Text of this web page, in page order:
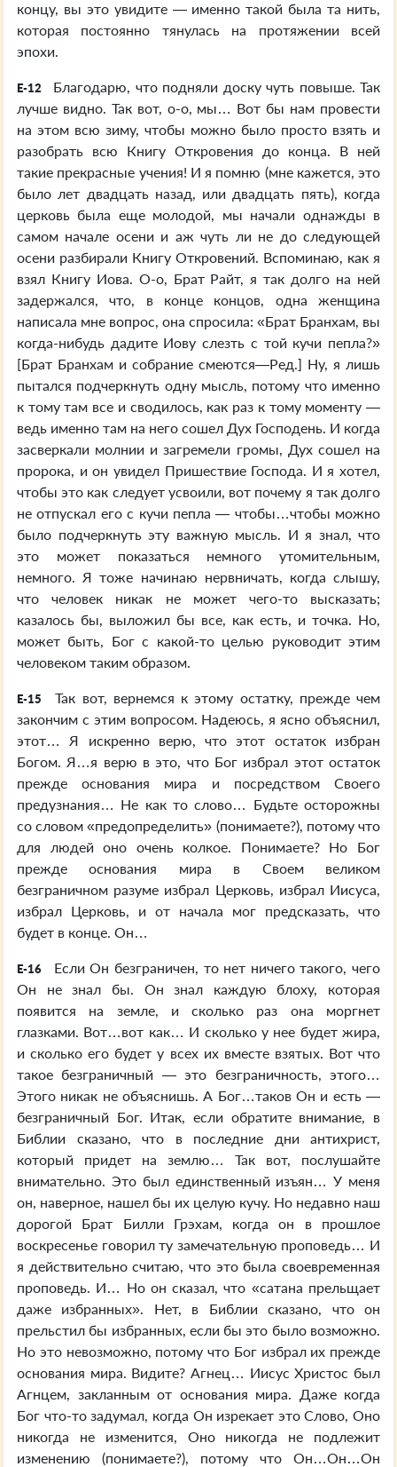
концу, вы это увидите — именно такой была та нить,
которая постоянно тянулась на протяжении всей
эпохи.
E-12
Благодарю, что подняли доску чуть повыше. Так
лучше видно. Так вот, о-о, мы… Вот бы нам провести
на этом всю зиму, чтобы можно было просто взять и
разобрать всю Книгу Откровения до конца. В ней
такие прекрасные учения! И я помню (мне кажется, это
было лет двадцать назад, или двадцать пять), когда
церковь была еще молодой, мы начали однажды в
самом начале осени и аж чуть ли не до следующей
осени разбирали Книгу Откровений. Вспоминаю, как я
взял Книгу Иова. О-о, Брат Райт, я так долго на ней
задержался, что, в конце концов, одна женщина
написала мне вопрос, она спросила: «Брат Бранхам, вы
когда-нибудь дадите Иову слезть с той кучи пепла?»
[Брат Бранхам и собрание смеются—Ред.] Ну, я лишь
пытался подчеркнуть одну мысль, потому что именно
к тому там все и сводилось, как раз к тому моменту —
ведь именно там на него сошел Дух Господень. И когда
засверкали молнии и загремели громы, Дух сошел на
пророка, и он увидел Пришествие Господа. И я хотел,
чтобы это как следует усвоили, вот почему я так долго
не отпускал его с кучи пепла — чтобы…чтобы можно
было подчеркнуть эту важную мысль. И я знал, что
это может показаться немного утомительным,
немного. Я тоже начинаю нервничать, когда слышу,
что человек никак не может чего-то высказать;
казалось бы, выложил бы все, как есть, и точка. Но,
может быть, Бог с какой-то целью руководит этим
человеком таким образом.
E-15
Так вот, вернемся к этому остатку, прежде чем
закончим с этим вопросом. Надеюсь, я ясно объяснил,
этот… Я искренно верю, что этот остаток избран
Богом. Я…я верю в это, что Бог избрал этот остаток
прежде основания мира и посредством Своего
предузнания… Не как то слово… Будьте осторожны
со словом «предопределить» (понимаете?), потому что
для людей оно очень колкое. Понимаете? Но Бог
прежде основания мира в Своем великом
безграничном разуме избрал Церковь, избрал Иисуса,
избрал Церковь, и от начала мог предсказать, что
будет в конце. Он…
E-16
Если Он безграничен, то нет ничего такого, чего
Он не знал бы. Он знал каждую блоху, которая
появится на земле, и сколько раз она моргнет
глазками. Вот…вот как… И сколько у нее будет жира,
и сколько его будет у всех их вместе взятых. Вот что
такое безграничный — это безграничность, этого…
Этого никак не объяснишь. А Бог…таков Он и есть —
безграничный Бог. Итак, если обратите внимание, в
Библии сказано, что в последние дни антихрист,
который придет на землю… Так вот, послушайте
внимательно. Это был единственный изъян… У меня
он, наверное, нашел бы их целую кучу. Но недавно наш
дорогой Брат Билли Грэхам, когда он в прошлое
воскресенье говорил ту замечательную проповедь… И
я действительно считаю, что это была своевременная
проповедь. И… Но он сказал, что «сатана прельщает
даже избранных». Нет, в Библии сказано, что он
прельстил бы избранных, если бы это было возможно.
Но это невозможно, потому что Бог избрал их прежде
основания мира. Видите? Агнец… Иисус Христос был
Агнцем, закланным от основания мира. Даже когда
Бог что-то задумал, когда Он изрекает это Слово, Оно
никогда не изменится, Оно никогда не подлежит
изменению (понимаете?), потому что Он…Он…Он